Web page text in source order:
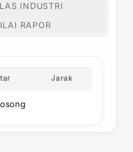
INDUSTRI
RAPOR
Jarak